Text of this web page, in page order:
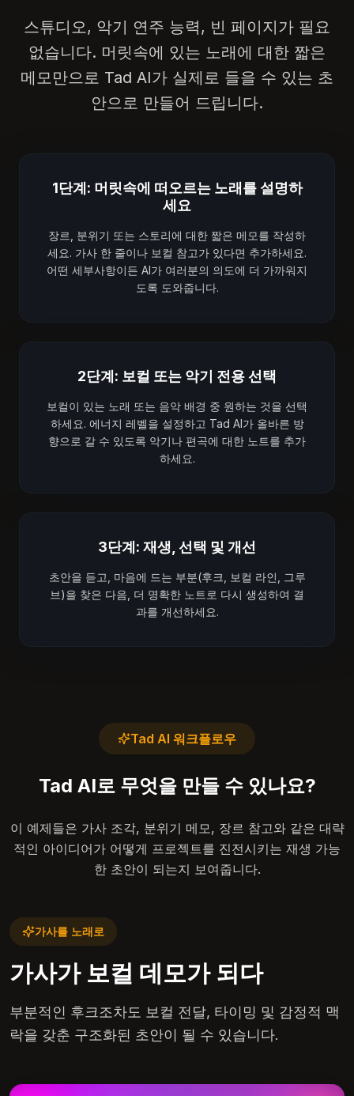
스튜디오, 악기 연주 능력, 빈 페이지가 필요
없습니다. 머릿속에 있는 노래에 대한 짧은
메모만으로 Tad AI가 실제로 들을 수 있는 초
안으로 만들어 드립니다.
1단계: 머릿속에 떠오르는 노래를 설명하
세요
장르, 분위기 또는 스토리에 대한 짧은 메모를 작성하
세요. 가사 한 줄이나 보컬 참고가 있다면 추가하세요.
어떤 세부사항이든 AI가 여러분의 의도에 더 가까워지
도록 도와줍니다.
2단계: 보컬 또는 악기 전용 선택
보컬이 있는 노래 또는 음악 배경 중 원하는 것을 선택
하세요. 에너지 레벨을 설정하고 Tad AI가 올바른 방
향으로 갈 수 있도록 악기나 편곡에 대한 노트를 추가
하세요.
3단계: 재생, 선택 및 개선
초안을 듣고, 마음에 드는 부분(후크, 보컬 라인, 그루
브)을 찾은 다음, 더 명확한 노트로 다시 생성하여 결
과를 개선하세요.
Tad AI 워크플로우
Tad AI로 무엇을 만들 수 있나요?
이 예제들은 가사 조각, 분위기 메모, 장르 참고와 같은 대략
적인 아이디어가 어떻게 프로젝트를 진전시키는 재생 가능
한 초안이 되는지 보여줍니다.
가사를 노래로
가사가 보컬 데모가 되다
부분적인 후크조차도 보컬 전달, 타이밍 및 감정적 맥
락을 갖춘 구조화된 초안이 될 수 있습니다.